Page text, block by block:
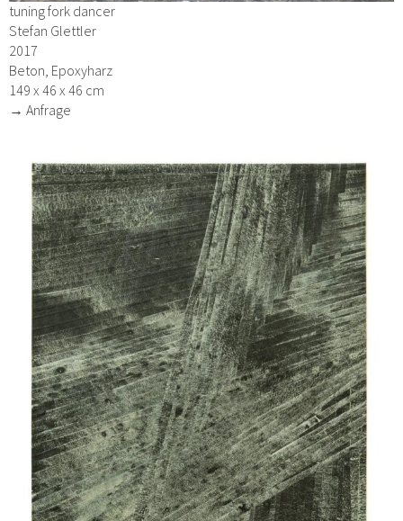
tuning fork dancer
Stefan Glettler
2017
Beton, Epoxyharz
149 x 46 x 46 cm
→ Anfrage